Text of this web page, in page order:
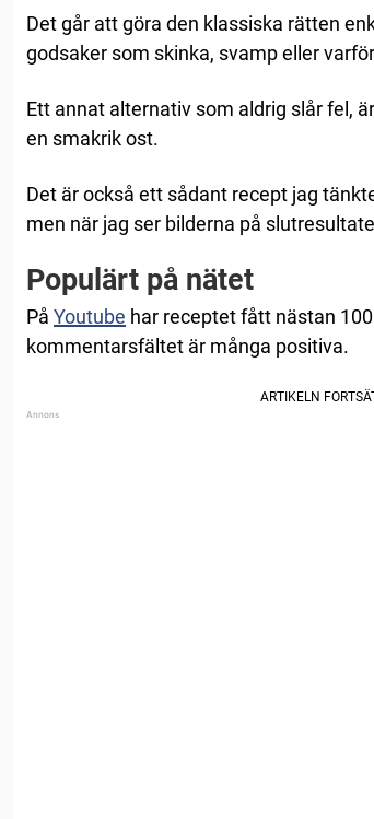
Det går att göra den klassiska rätten
godsaker som skinka, svamp eller
Ett annat alternativ som aldrig slår fel,
en smakrik ost.
Det är också ett sådant recept jag
men när jag ser bilderna på
Populärt på nätet
På Youtube har receptet fått nästan
kommentarsfältet är många positiva.